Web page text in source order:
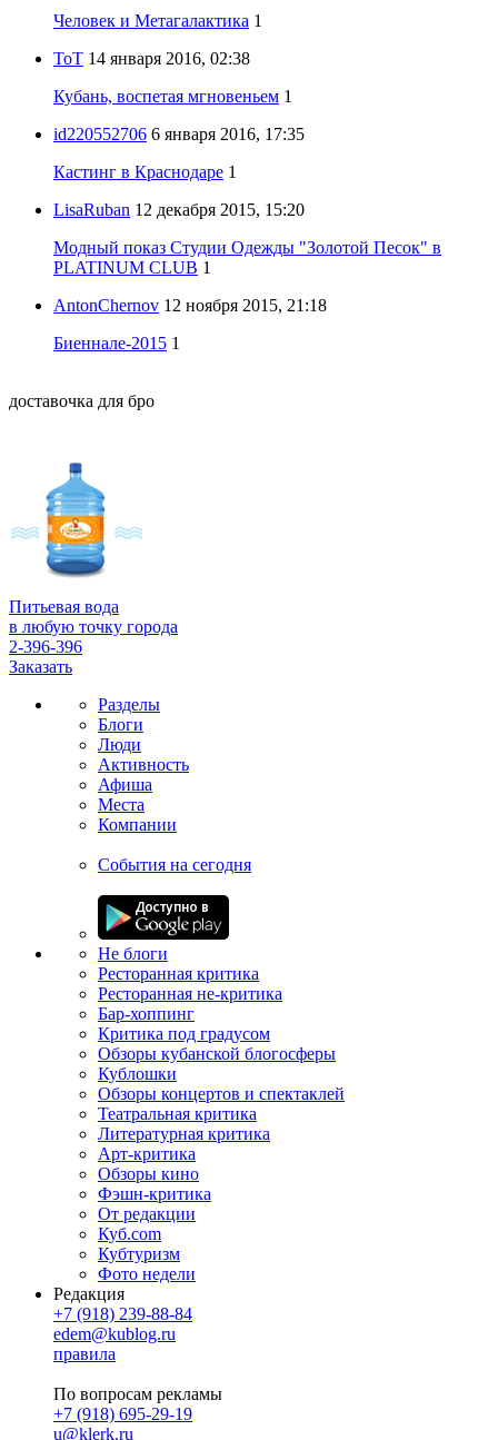
Человек и Метагалактика 1
ToT 14 января 2016, 02:38
Кубань, воспетая мгновеньем 1
id220552706 6 января 2016, 17:35
Кастинг в Краснодаре 1
LisaRuban 12 декабря 2015, 15:20
Модный показ Студии Одежды "Золотой Песок" в
PLATINUM CLUB 1
AntonChernov 12 ноября 2015, 21:18
Биеннале-2015 1
доставочка для бро
Питьевая вода
в любую точку города
2-396-396
Заказать
Разделы
Блоги
Люди
Активность
Афиша
Места
Компании
События на сегодня
Не блоги
Ресторанная критика
Ресторанная не-критика
Бар-хоппинг
Критика под градусом
Обзоры кубанской блогосферы
Кублошки
Обзоры концертов и спектаклей
Театральная критика
Литературная критика
Арт-критика
Обзоры кино
Фэшн-критика
От редакции
Куб.com
Кубтуризм
Фото недели
Редакция
+7 (918) 239-88-84
edem@kublog.ru
правила
По вопросам рекламы
+7 (918) 695-29-19
u@klerk.ru